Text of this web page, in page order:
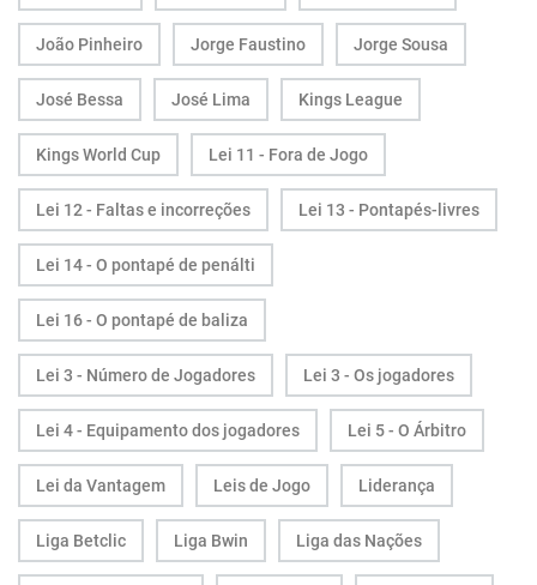
João Pinheiro Jorge Faustino Jorge Sousa
José Bessa José Lima Kings League
Kings World Cup Lei 11 - Fora de Jogo
Lei 12 - Faltas e incorreções Lei 13 - Pontapés-livres
Lei 14 - O pontapé de penálti
Lei 16 - O pontapé de baliza
Lei 3 - Número de Jogadores Lei 3 - Os jogadores
Lei 4 - Equipamento dos jogadores Lei 5 - O Árbitro
Lei da Vantagem Leis de Jogo Liderança
Liga Betclic Liga Bwin Liga das Nações